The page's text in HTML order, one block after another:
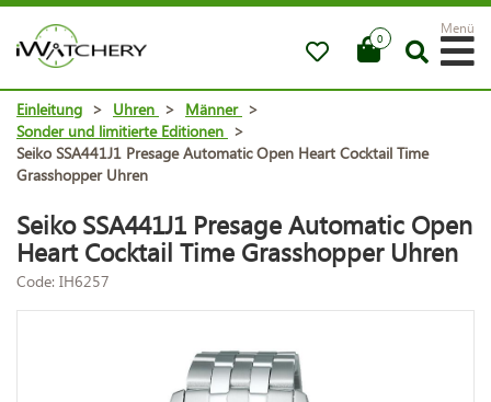
0
Menü
Einleitung > Uhren > Männer >
Sonder und limitierte Editionen >
Seiko SSA441J1 Presage Automatic Open Heart Cocktail Time
Grasshopper Uhren
Seiko SSA441J1 Presage Automatic Open
Heart Cocktail Time Grasshopper Uhren
Code: IH6257